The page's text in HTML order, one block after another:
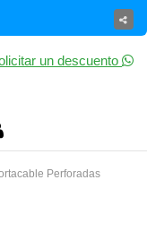
un descuento
Perforadas